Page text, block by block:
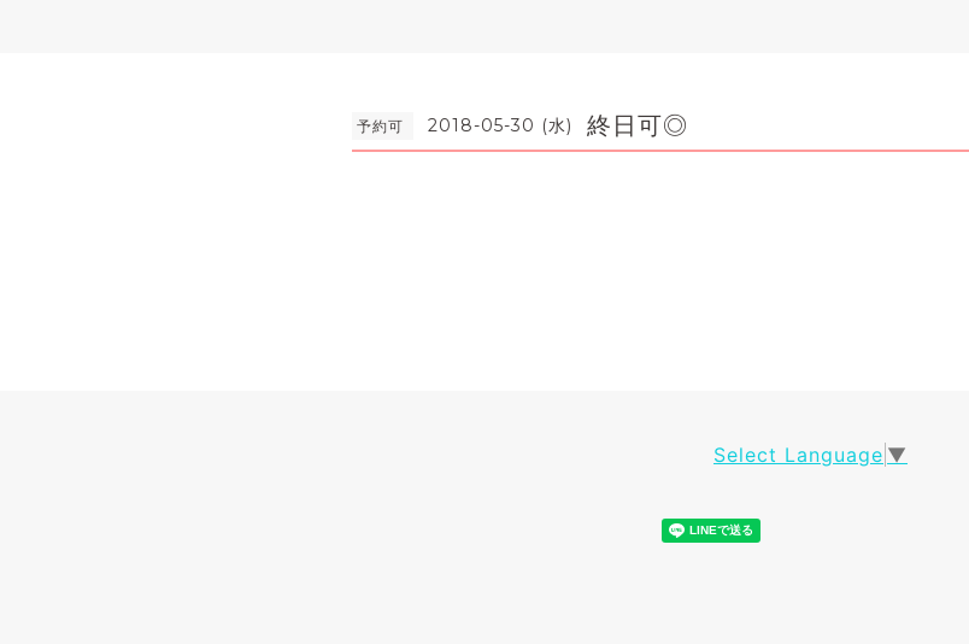
予約可 2018-05-30 (水) 終日可◎
Select Language ▼